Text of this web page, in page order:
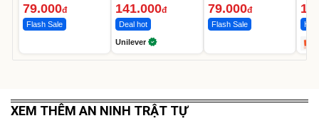
79.000đ
Flash Sale
Ngày
141.000đ
Deal hot
Unilever
79.000đ
Flash Sale Hot
XEM THÊM AN NINH TRẬT TỰ